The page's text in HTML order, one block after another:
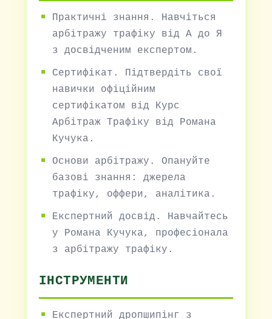
Практичні знання. Навчіться
арбітражу трафіку від А до Я
з досвідченим експертом.
Сертифікат. Підтвердіть свої
навички офіційним
сертифікатом від Курс
Арбітраж Трафіку від Романа
Кучука.
Основи арбітражу. Опануйте
базові знання: джерела
трафіку, оффери, аналітика.
Експертний досвід. Навчайтесь
у Романа Кучука, професіонала
з арбітражу трафіку.
ІНСТРУМЕНТИ
Експертний дропшипінг з